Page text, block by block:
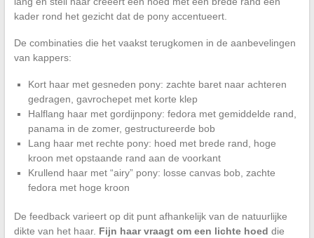
kader rond het gezicht dat de pony accentueert.
De combinaties die het vaakst terugkomen in de aanbevelingen
van kappers:
Kort haar met gesneden pony: zachte baret naar achteren
gedragen, gavrochepet met korte klep
Halflang haar met gordijnpony: fedora met gemiddelde rand,
panama in de zomer, gestructureerde bob
Lang haar met rechte pony: hoed met brede rand, hoge
kroon met opstaande rand aan de voorkant
Krullend haar met “airy” pony: losse canvas bob, zachte
fedora met hoge kroon
De feedback varieert op dit punt afhankelijk van de natuurlijke
dikte van het haar. Fijn haar vraagt om een lichte hoed die